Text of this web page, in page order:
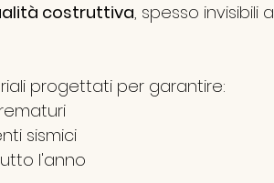
costruttiva, spesso invisibili a
progettati per garantire:
sismici
l'anno